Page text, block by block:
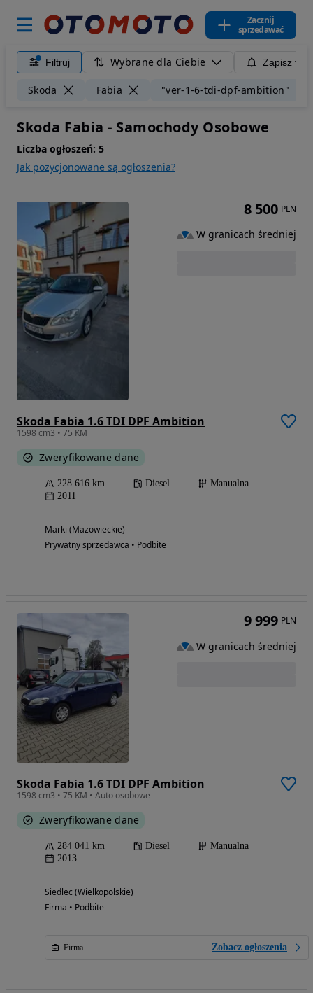
Zacznij
sprzedawać
Filtruj Wybrane dla Ciebie Zapisz
Skoda Fabia "ver-1-6-tdi-dpf-ambition"
Skoda Fabia - Samochody Osobowe
Liczba ogłoszeń: 5
Jak pozycjonowane są ogłoszenia?
Skoda Fabia 1.6 TDI DPF Ambition
1598 cm3 • 75 KM
Zweryfikowane dane
228 616 km Diesel
Manualna
2011
Marki (Mazowieckie)
Prywatny sprzedawca • Podbite
8 500 PLN
W granicach średniej
Skoda Fabia 1.6 TDI DPF Ambition
1598 cm3 • 75 KM • Auto osobowe
Zweryfikowane dane
284 041 km Diesel
Manualna
2013
Siedlec (Wielkopolskie)
Firma • Podbite
Firma Zobacz ogłoszenia
9 999 PLN
W granicach średniej